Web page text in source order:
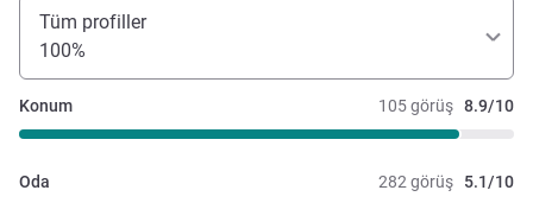
Tüm profiller
100%
105 görüş 8.9/10
Konum
282 görüş 5.1/10
Oda